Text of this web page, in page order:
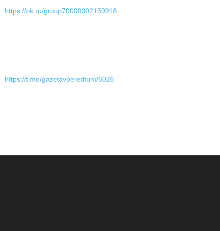
https://ok.ru/group70000002159918
https://t.me/gazetavperedtum/6026